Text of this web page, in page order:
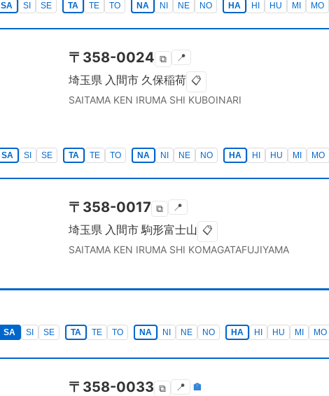
SA SI SE TA TE TO NA NI NE NO HA HI HU MI MO
〒 358-0024 ⧉ 📍
埼玉県 入間市 久保稲荷 📋
SAITAMA KEN IRUMA SHI KUBOINARI
SA SI SE TA TE TO NA NI NE NO HA HI HU MI MO
〒 358-0017 ⧉ 📍
埼玉県 入間市 駒形富士山 📋
SAITAMA KEN IRUMA SHI KOMAGATAFUJIYAMA
SA SI SE TA TE TO NA NI NE NO HA HI HU MI MO
〒 358-0033 ⧉ 📍 🏣